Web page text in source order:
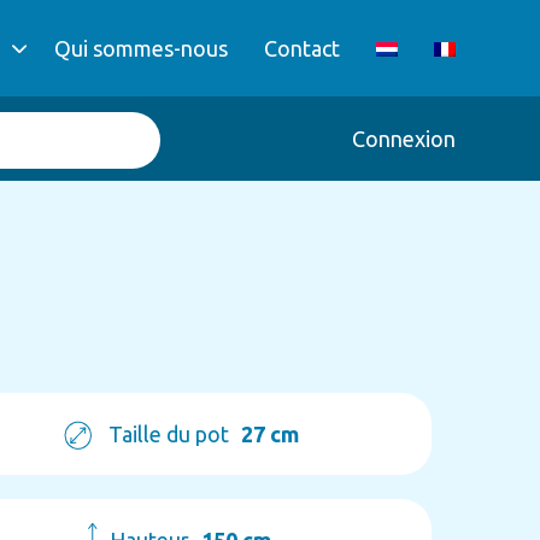
Qui sommes-nous Contact
Connexion
Taille du pot 27 cm